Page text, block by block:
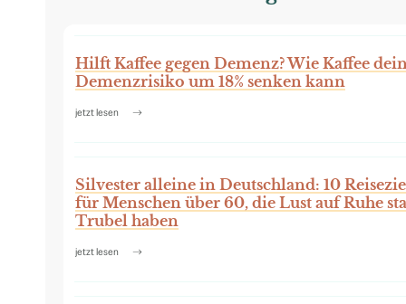
Hilft Kaffee gegen Demenz? Wie Kaffee
Demenzrisiko um 18% senken kann
jetzt lesen
Silvester alleine in Deutschland: 10
für Menschen über 60, die Lust auf Ruhe
Trubel haben
jetzt lesen